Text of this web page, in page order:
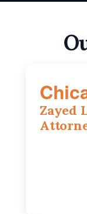
Zayed